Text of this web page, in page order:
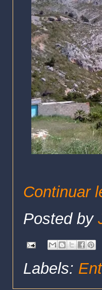
Continuar
Posted by
Labels: